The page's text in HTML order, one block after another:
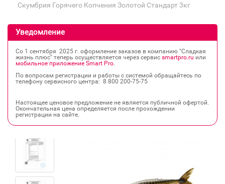
Скумбрия Горячего Копчения Золотой Стандарт 3кг
Уведомление
Со 1 сентября 2025 г. оформление заказов в компанию "Сладкая
жизнь плюс" теперь осуществляется через сервис smartpro.ru или
мобильное приложение Smart Pro.
По вопросам регистрации и работы с системой обращайтесь по
телефону сервисного центра: 8 800 200‐75‐75
Настоящее ценовое предложение не является публичной офертой.
Окончательная цена определяется после прохождении
регистрации на сайте.